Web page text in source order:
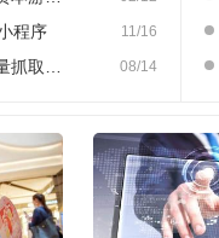
11/16
程序
08/14
文件